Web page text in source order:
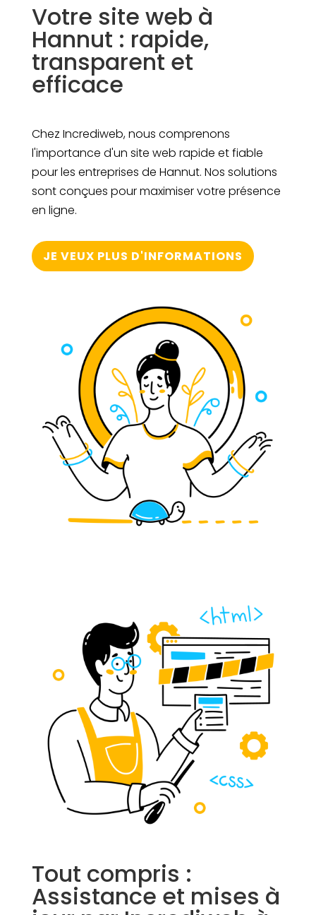
Votre site web à
Hannut : rapide,
transparent et
efficace
Chez Incrediweb, nous comprenons
l'importance d'un site web rapide et fiable
pour les entreprises de Hannut. Nos solutions
sont conçues pour maximiser votre présence
en ligne.
JE VEUX PLUS D'INFORMATIONS
Tout compris :
Assistance et mises à